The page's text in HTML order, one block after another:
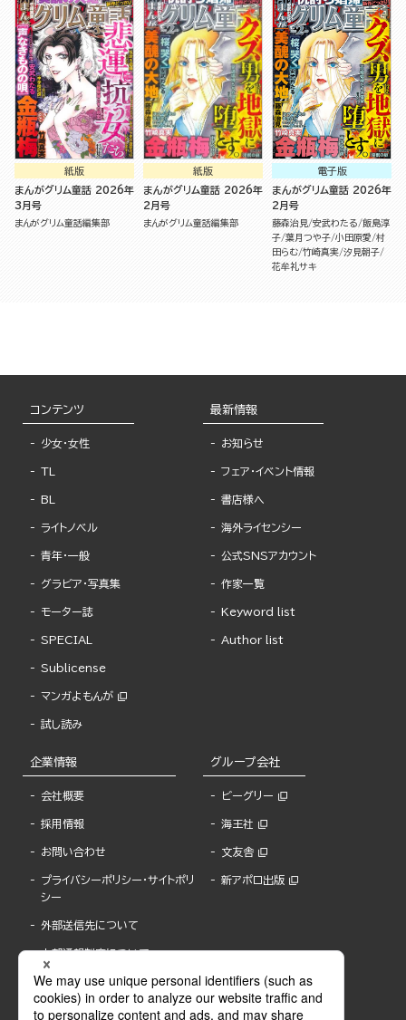
紙版
まんがグリム童話 2026年
3月号
まんがグリム童話編集部
紙版
まんがグリム童話 2026年
2月号
まんがグリム童話編集部
電子版
まんがグリム童話 2026年
2月号
藤森治見 安武わたる 飯島淳
子 葉月つや子 小田原愛 村
田らむ 竹崎真実 汐見朝子
花牟礼サキ
コンテンツ
少女・女性
TL
BL
ライトノベル
青年・一般
グラビア・写真集
モーター誌
SPECIAL
Sublicense
マンガよもんが
試し読み
最新情報
お知らせ
フェア・イベント情報
書店様へ
海外ライセンシー
公式SNSアカウント
作家一覧
Keyword list
Author list
企業情報
会社概要
採用情報
お問い合わせ
プライバシーポリシー・サイトポリ
シー
外部送信先について
内部通報制度について
グループ会社
ビーグリー
海王社
文友舎
新アポロ出版